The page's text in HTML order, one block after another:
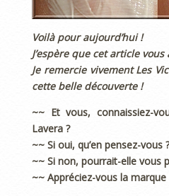
Voilà pour aujourd’hui !
J’espère que cet article
Je remercie vivement Les
cette belle découverte !
~~ Et vous, connaissiez-
Lavera ?
~~ Si oui, qu’en pensez-vous ?
~~ Si non, pourrait-elle vous
~~ Appréciez-vous la marque